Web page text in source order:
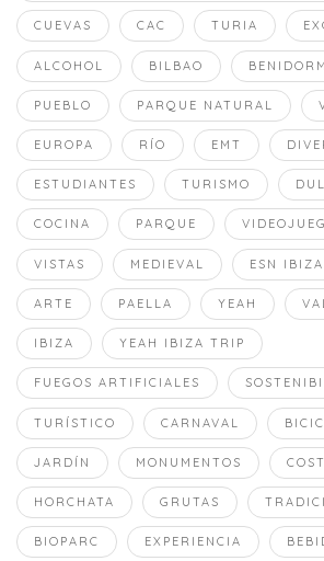
CUEVAS CAC TURIA
ALCOHOL BILBAO BENIDORM
PUEBLO PARQUE NATURAL
EUROPA RÍO EMT
ESTUDIANTES TURISMO
COCINA PARQUE
VISTAS MEDIEVAL ESN
ARTE PAELLA YEAH
IBIZA YEAH IBIZA TRIP
FUEGOS ARTIFICIALES
TURÍSTICO CARNAVAL
JARDÍN MONUMENTOS
HORCHATA GRUTAS
BIOPARC EXPERIENCIA